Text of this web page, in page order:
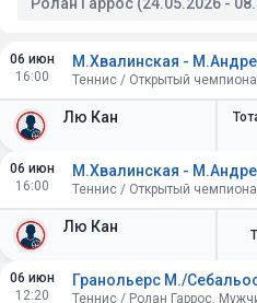
06 июн
16:00
Лю Кан
М.Хвалинская -
06 июн
16:00
Лю Кан
М.Хвалинская -
06 июн
12:20
Теннис / Ролан Гаррос.